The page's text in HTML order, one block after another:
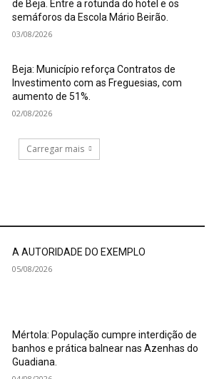
de Beja. Entre a rotunda do hotel e os
semáforos da Escola Mário Beirão.
03/08/2026
Beja: Município reforça Contratos de
Investimento com as Freguesias, com
aumento de 51%.
02/08/2026
Carregar mais
A AUTORIDADE DO EXEMPLO
05/08/2026
Mértola: População cumpre interdição de
banhos e prática balnear nas Azenhas do
Guadiana.